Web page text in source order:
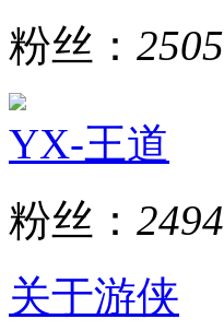
粉丝： 2505
YX-王道
粉丝： 2494
关于游侠